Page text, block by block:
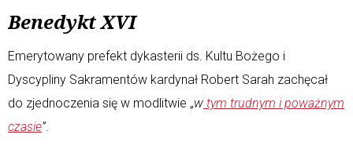
Benedykt XVI
Emerytowany prefekt dykasterii ds. Kultu Bożego i
Dyscypliny Sakramentów kardynał Robert Sarah zachęcał
do zjednoczenia się w modlitwie „w tym trudnym i poważnym
czasie”.